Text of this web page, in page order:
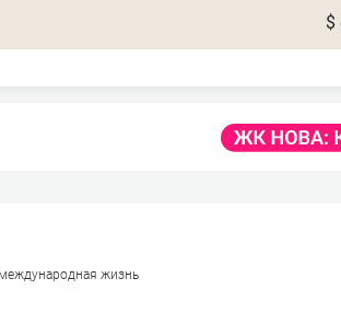
$
международная жизнь